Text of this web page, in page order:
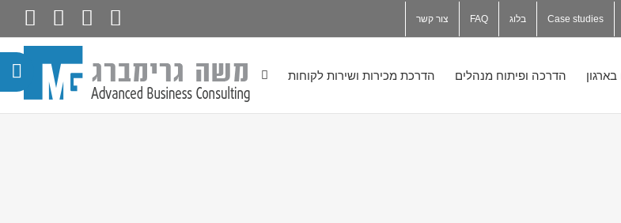
Case studies בלוג FAQ צור קשר
הדרכה ופיתוח מנהלים הדרכת מכירות ושירות לקוחות